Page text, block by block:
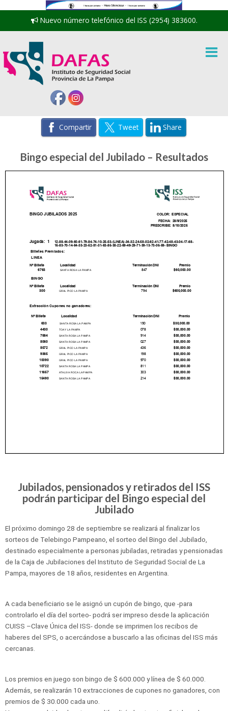
Nuevo número telefónico del ISS (2954) 383600.
Compartir Tweet Share
Bingo especial del Jubilado – Resultados
Jubilados, pensionados y retirados del ISS
podrán participar del Bingo especial del
Jubilado
El próximo domingo 28 de septiembre se realizará al finalizar los
sorteos de Telebingo Pampeano, el sorteo del Bingo del Jubilado,
destinado especialmente a personas jubiladas, retiradas y pensionadas
de la Caja de Jubilaciones del Instituto de Seguridad Social de La
Pampa, mayores de 18 años, residentes en Argentina.
A cada beneficiario se le asignó un cupón de bingo, que -para
controlarlo el día del sorteo- podrá ser impreso desde la aplicación
CUISS –Clave Única del ISS- donde se imprimen los recibos de
haberes del SPS, o acercándose a buscarlo a las oficinas del ISS más
cercanas.
Los premios en juego son bingo de $ 600.000 y línea de $ 60.000.
Además, se realizarán 10 extracciones de cupones no ganadores, con
premios de $ 30.000 cada uno.